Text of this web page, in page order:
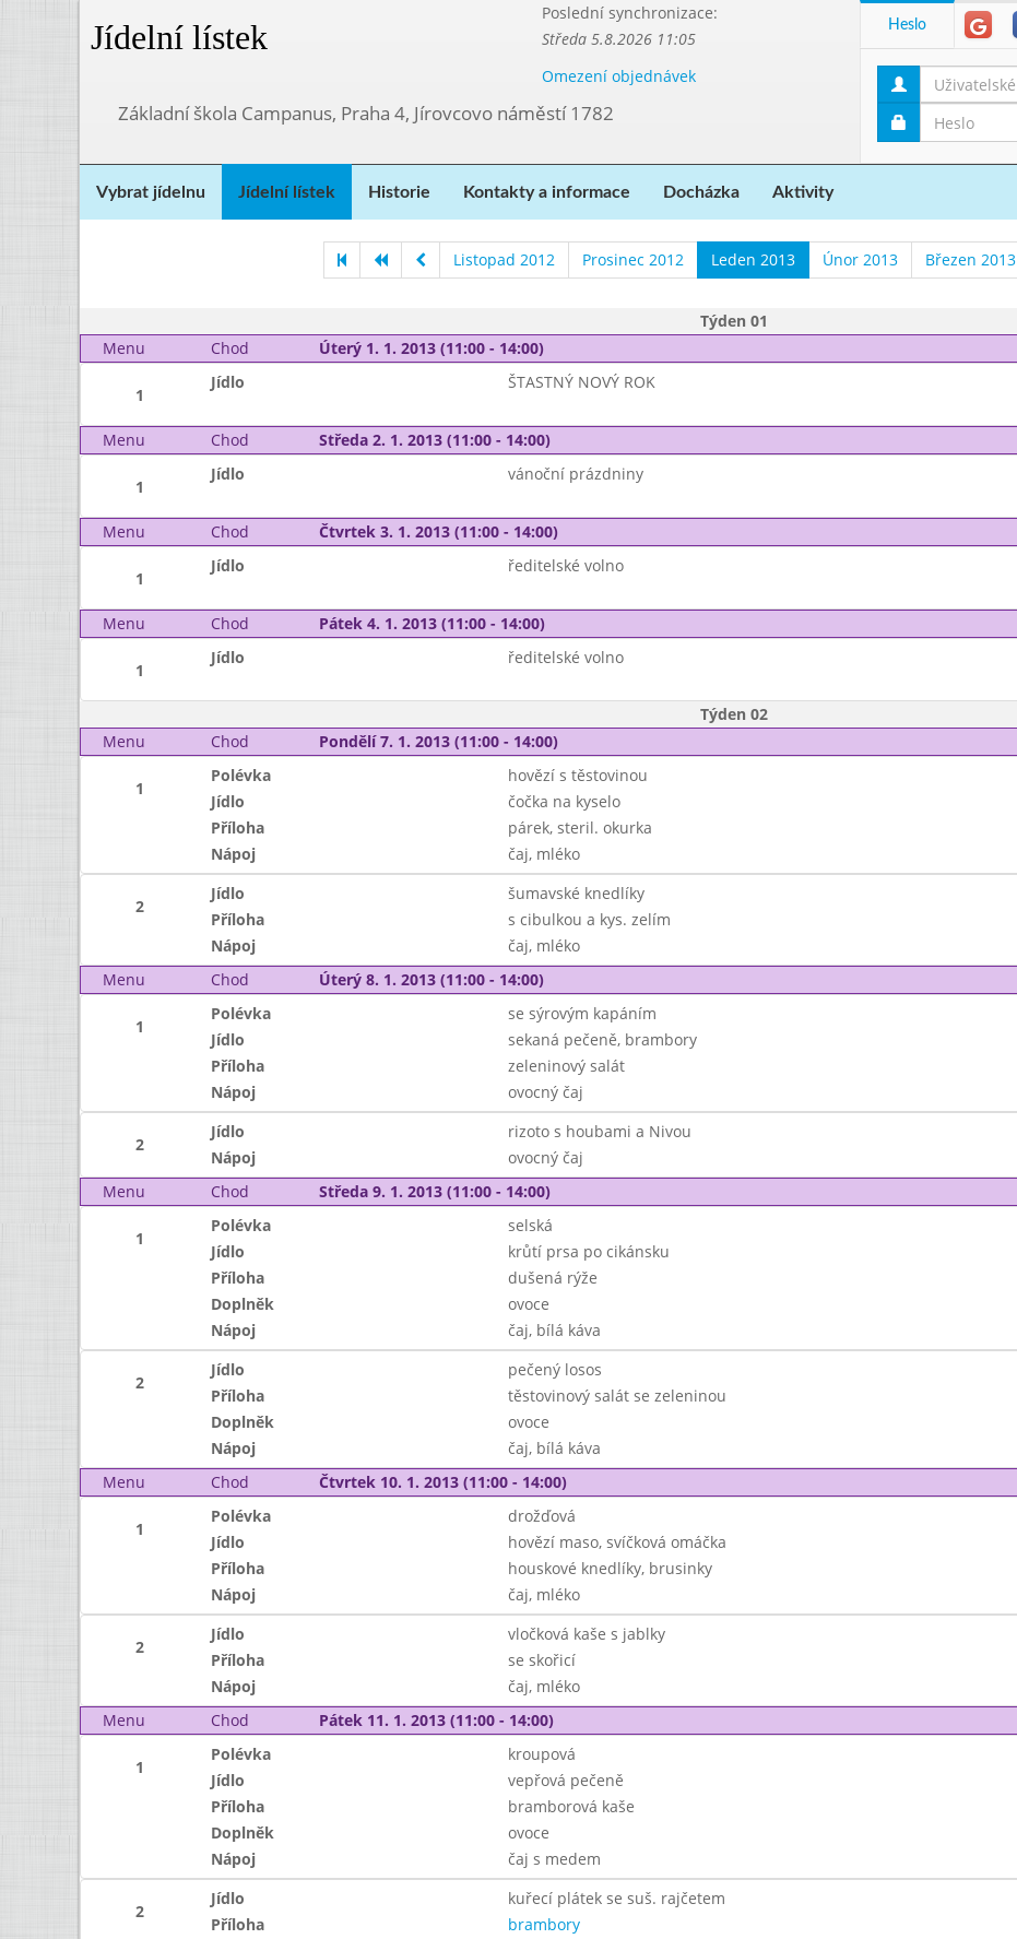
Jídelní lístek
Poslední synchronizace:
Středa 5.8.2026 11:05
Omezení objednávek
Základní škola Campanus, Praha 4, Jírovcovo náměstí 1782
Heslo
Vybrat jídelnu Jídelní lístek Historie Kontakty a informace Docházka Aktivity
Listopad 2012 Prosinec 2012 Leden 2013 Únor 2013 Březen 2013
Týden 01
Menu
Chod Úterý 1. 1. 2013 (11:00 - 14:00)
1
Jídlo ŠTASTNÝ NOVÝ ROK
Menu Chod Středa 2. 1. 2013 (11:00 - 14:00)
1
Jídlo vánoční prázdniny
Menu Chod Čtvrtek 3. 1. 2013 (11:00 - 14:00)
1
Jídlo ředitelské volno
Menu Chod Pátek 4. 1. 2013 (11:00 - 14:00)
1
Jídlo ředitelské volno
Týden 02
Menu
Chod Pondělí 7. 1. 2013 (11:00 - 14:00)
1
Polévka
hovězí s těstovinou
Jídlo
čočka na kyselo
Příloha
párek, steril. okurka
Nápoj
čaj, mléko
2
Jídlo
šumavské knedlíky
Příloha
s cibulkou a kys. zelím
Nápoj
čaj, mléko
Menu
Chod Úterý 8. 1. 2013 (11:00 - 14:00)
1
Polévka
se sýrovým kapáním
Jídlo
sekaná pečeně, brambory
Příloha
zeleninový salát
Nápoj
ovocný čaj
2
Jídlo
rizoto s houbami a Nivou
Nápoj
ovocný čaj
Menu
Chod Středa 9. 1. 2013 (11:00 - 14:00)
1
Polévka
selská
Jídlo
krůtí prsa po cikánsku
Příloha
dušená rýže
Doplněk
ovoce
Nápoj
čaj, bílá káva
2
Jídlo
pečený losos
Příloha
těstovinový salát se zeleninou
Doplněk
ovoce
Nápoj
čaj, bílá káva
Menu
Chod Čtvrtek 10. 1. 2013 (11:00 - 14:00)
1
Polévka
drožďová
Jídlo
hovězí maso, svíčková omáčka
Příloha
houskové knedlíky, brusinky
Nápoj
čaj, mléko
2
Jídlo
vločková kaše s jablky
Příloha
se skořicí
Nápoj
čaj, mléko
Menu
Chod Pátek 11. 1. 2013 (11:00 - 14:00)
1
Polévka
kroupová
Jídlo
vepřová pečeně
Příloha
bramborová kaše
Doplněk
ovoce
Nápoj
čaj s medem
2
Jídlo
kuřecí plátek se suš. rajčetem
Příloha
brambory